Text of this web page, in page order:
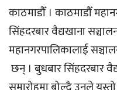
काठमाडौँ । काठमाडौँ
सिंहदरबार वैद्यखाना
महानगरपालिकालाई
छन् । बुधबार सिंहदरबार